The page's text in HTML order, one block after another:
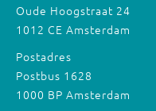
Oude Hoogstraat 24
1012 CE Amsterdam
Postadres
Postbus 1628
1000 BP Amsterdam